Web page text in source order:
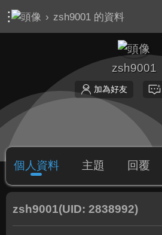
› zsh9001 的資料
zsh9001
加為好友
個人資料 主題 回覆
zsh9001(UID: 2838992)